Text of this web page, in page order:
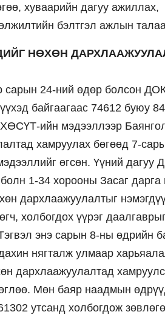
хуваарийн дагуу ажиллах,
бэлтгэл ажлын
НӨХӨН
сарын 24-ний өдөр болсон
байгаагаас 74612 буюу
ийн мэдээллээр
хамруулах бөгөөд 7-
өгсөн. Үүний
болн 1-34 хорооны Засаг
дархлаажуулалтыг
холбогдох үүрэг
энэ сарын 8-ны өдрийн
нягталж улмаар
дархлаажуулалтад
Мөн баяр наадмын
утсанд холбогдож